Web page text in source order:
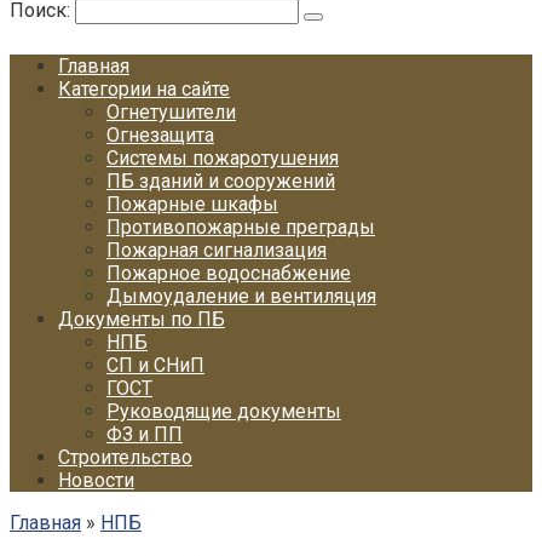
Поиск:
Главная
Категории на сайте
Огнетушители
Огнезащита
Системы пожаротушения
ПБ зданий и сооружений
Пожарные шкафы
Противопожарные преграды
Пожарная сигнализация
Пожарное водоснабжение
Дымоудаление и вентиляция
Документы по ПБ
НПБ
СП и СНиП
ГОСТ
Руководящие документы
ФЗ и ПП
Строительство
Новости
Главная » НПБ